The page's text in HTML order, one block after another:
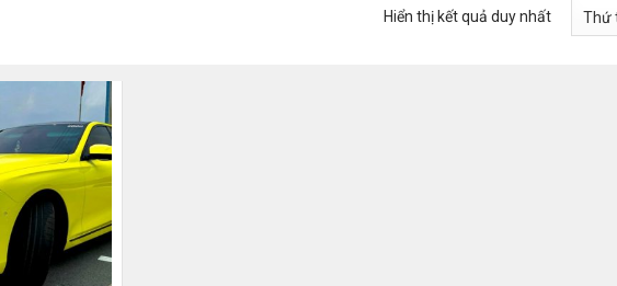
Hiển thị kết quả duy nhất